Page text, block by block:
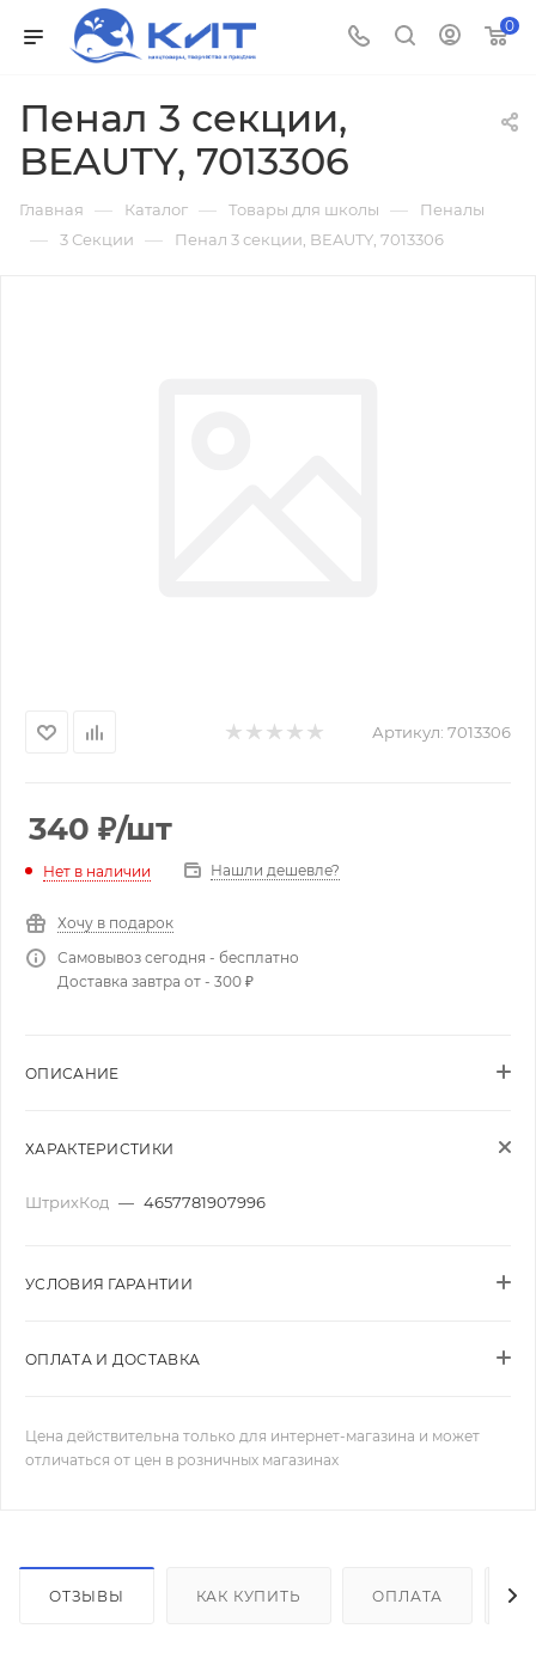
0
Пенал 3 секции,
BEAUTY, 7013306
Главная — Каталог — Товары для школы — Пеналы
— 3 Секции — Пенал 3 секции, BEAUTY, 7013306
Артикул: 7013306
340 ₽/шт
Нет в наличии Нашли дешевле?
Хочу в подарок
Самовывоз сегодня - бесплатно
Доставка завтра от - 300 ₽
ОПИСАНИЕ
ХАРАКТЕРИСТИКИ
ШтрихКод — 4657781907996
УСЛОВИЯ ГАРАНТИИ
ОПЛАТА И ДОСТАВКА
Цена действительна только для интернет-магазина и может
отличаться от цен в розничных магазинах
ОТЗЫВЫ КАК КУПИТЬ ОПЛАТА